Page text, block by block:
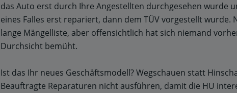
das Auto erst durch Ihre Angestellten durchgesehen wurde
eines Falles erst repariert, dann dem TÜV vorgestellt wurde.
lange Mängelliste, aber offensichtlich hat sich niemand
Durchsicht bemüht.
Ist das Ihr neues Geschäftsmodell? Wegschauen statt
Beauftragte Reparaturen nicht ausführen, damit die HU